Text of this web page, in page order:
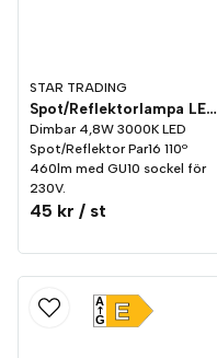
STAR TRADING
Spot/Reflektorlampa LED 460lm GU10 3000K Dim
Dimbar 4,8W 3000K LED
Spot/Reflektor Par16 110º
460lm med GU10 sockel för
230V.
45 kr / st
E
A
G